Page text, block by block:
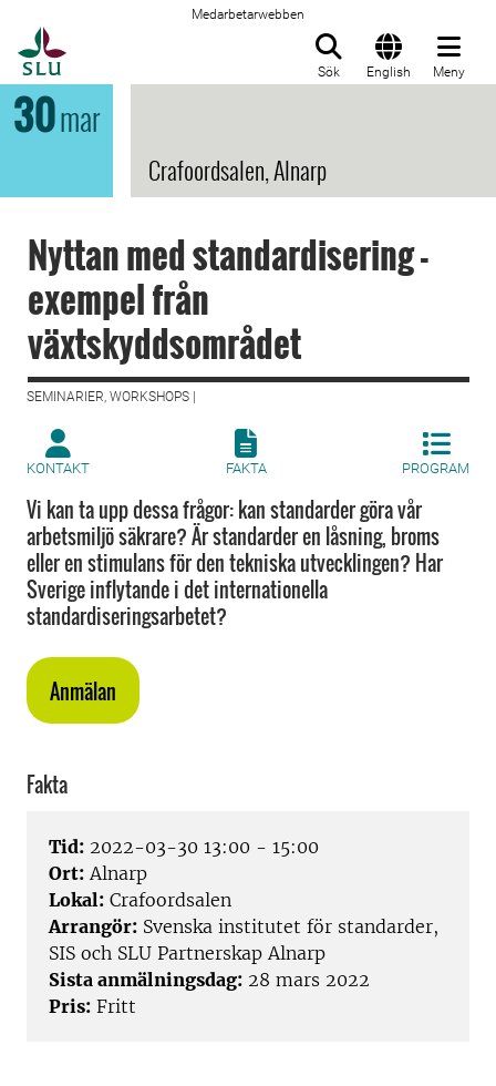
Medarbetarwebben
Sök English Meny
30mar
Crafoordsalen, Alnarp
Nyttan med standardisering -
exempel från
växtskyddsområdet
SEMINARIER, WORKSHOPS |
KONTAKT FAKTA PROGRAM
Vi kan ta upp dessa frågor: kan standarder göra vår
arbetsmiljö säkrare? Är standarder en låsning, broms
eller en stimulans för den tekniska utvecklingen? Har
Sverige inflytande i det internationella
standardiseringsarbetet?
Anmälan
Fakta
Tid: 2022-03-30 13:00 - 15:00
Ort: Alnarp
Lokal: Crafoordsalen
Arrangör: Svenska institutet för standarder,
SIS och SLU Partnerskap Alnarp
Sista anmälningsdag: 28 mars 2022
Pris: Fritt